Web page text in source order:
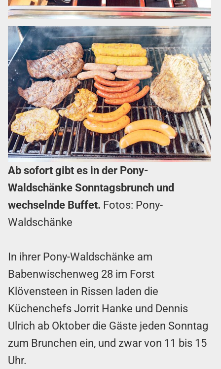
Ab sofort gibt es in der Pony-
Waldschänke Sonntagsbrunch und
wechselnde Buffet. Fotos: Pony-
Waldschänke
In ihrer Pony-Waldschänke am
Babenwischenweg 28 im Forst
Klövensteen in Rissen laden die
Küchenchefs Jorrit Hanke und Dennis
Ulrich ab Oktober die Gäste jeden Sonntag
zum Brunchen ein, und zwar von 11 bis 15
Uhr.